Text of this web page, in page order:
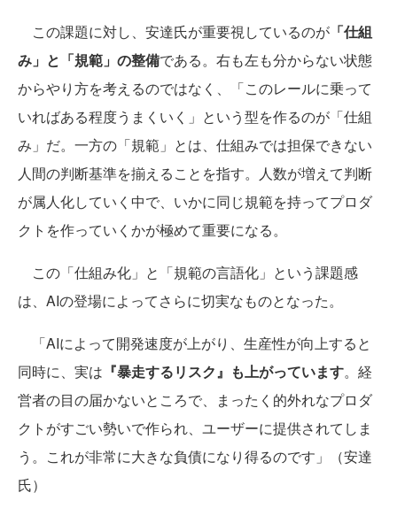
この課題に対し、安達氏が重要視しているのが 「仕組
み」と「規範」の整備である。右も左も分からない状態
からやり方を考えるのではなく、「このレールに乗って
いればある程度うまくいく」という型を作るのが「仕組
み」だ。一方の「規範」とは、仕組みでは担保できない
人間の判断基準を揃えることを指す。人数が増えて判断
が属人化していく中で、いかに同じ規範を持ってプロダ
クトを作っていくかが極めて重要になる。
この「仕組み化」と「規範の言語化」という課題感
は、AIの登場によってさらに切実なものとなった。
「AIによって開発速度が上がり、生産性が向上すると
同時に、実は 『暴走するリスク』も上がっています。経
営者の目の届かないところで、まったく的外れなプロダ
クトがすごい勢いで作られ、ユーザーに提供されてしま
う。これが非常に大きな負債になり得るのです」（安達
氏）